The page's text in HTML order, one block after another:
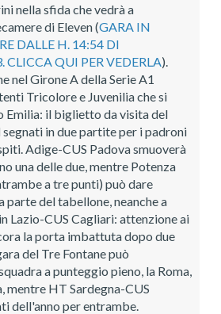
nella sfida che vedrà a
di Eleven (GARA IN
DALLE H. 14:54 DI
QUI PER VEDERLA).
nel Girone A della Serie A1
Tricolore e Juvenilia che si
Emilia: il biglietto da visita del
in due partite per i padroni
Adige-CUS Padova smuoverà
una delle due, mentre Potenza
a tre punti) può dare
del tabellone, neanche a
Lazio-CUS Cagliari: attenzione ai
la porta imbattuta dopo due
del Tre Fontane può
a punteggio pieno, la Roma,
mentre HT Sardegna-CUS
dell'anno per entrambe.